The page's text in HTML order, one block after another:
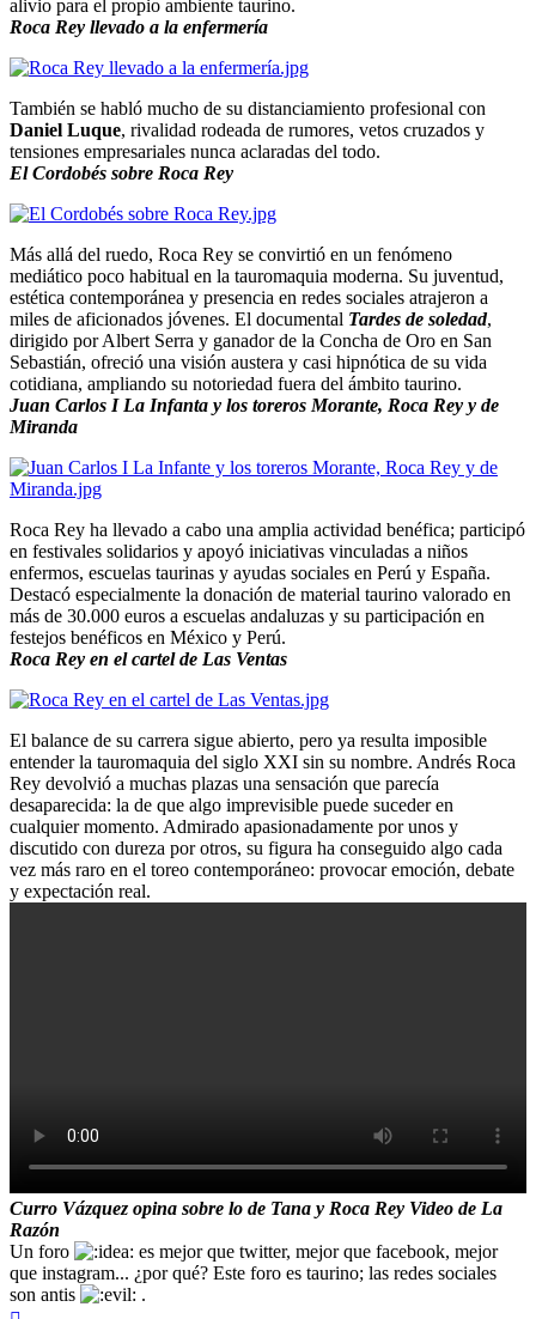
alivio para el propio ambiente taurino.
Roca Rey llevado a la enfermería
También se habló mucho de su distanciamiento profesional con
Daniel Luque, rivalidad rodeada de rumores, vetos cruzados y
tensiones empresariales nunca aclaradas del todo.
El Cordobés sobre Roca Rey
Más allá del ruedo, Roca Rey se convirtió en un fenómeno
mediático poco habitual en la tauromaquia moderna. Su juventud,
estética contemporánea y presencia en redes sociales atrajeron a
miles de aficionados jóvenes. El documental Tardes de soledad,
dirigido por Albert Serra y ganador de la Concha de Oro en San
Sebastián, ofreció una visión austera y casi hipnótica de su vida
cotidiana, ampliando su notoriedad fuera del ámbito taurino.
Juan Carlos I La Infanta y los toreros Morante, Roca Rey y de
Miranda
Roca Rey ha llevado a cabo una amplia actividad benéfica; participó
en festivales solidarios y apoyó iniciativas vinculadas a niños
enfermos, escuelas taurinas y ayudas sociales en Perú y España.
Destacó especialmente la donación de material taurino valorado en
más de 30.000 euros a escuelas andaluzas y su participación en
festejos benéficos en México y Perú.
Roca Rey en el cartel de Las Ventas
El balance de su carrera sigue abierto, pero ya resulta imposible
entender la tauromaquia del siglo XXI sin su nombre. Andrés Roca
Rey devolvió a muchas plazas una sensación que parecía
desaparecida: la de que algo imprevisible puede suceder en
cualquier momento. Admirado apasionadamente por unos y
discutido con dureza por otros, su figura ha conseguido algo cada
vez más raro en el toreo contemporáneo: provocar emoción, debate
y expectación real.
Curro Vázquez opina sobre lo de Tana y Roca Rey Video de La
Razón
Un foro
es mejor que twitter, mejor que facebook, mejor
que instagram... ¿por qué? Este foro es taurino; las redes sociales
son antis
.